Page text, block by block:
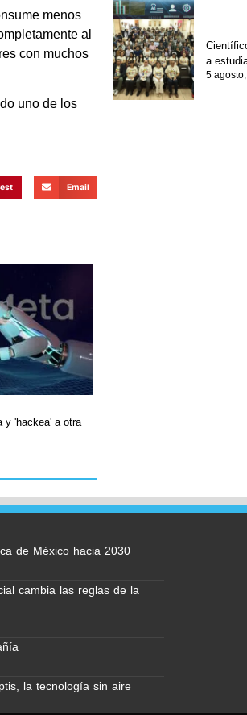
menos
al
con muchos
uno de los
Email
y 'hackea' a otra
a
5
de México hacia 2030
cambia las reglas de la
la tecnología sin aire